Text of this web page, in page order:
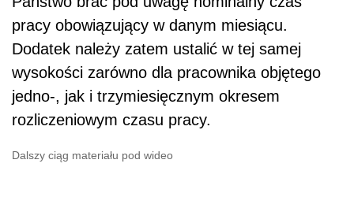
pracy obowiązujący w danym miesiącu.
Dodatek należy zatem ustalić w tej samej
wysokości zarówno dla pracownika objętego
jedno-, jak i trzymiesięcznym okresem
rozliczeniowym czasu pracy.
Dalszy ciąg materiału pod wideo